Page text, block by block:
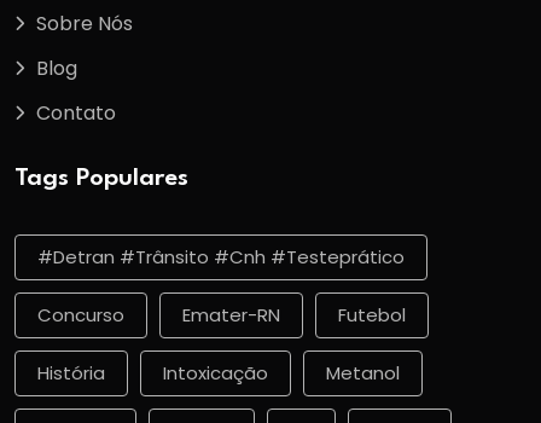
Sobre Nós
Blog
Contato
Tags Populares
#detran #trânsito #cnh #testeprático
Concurso Emater-RN Futebol
História Intoxicação Metanol